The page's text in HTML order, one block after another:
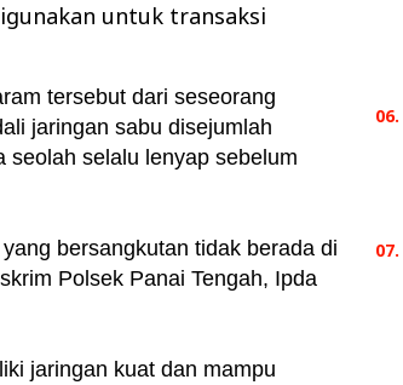
untuk transaksi
tersebut dari seseorang
jaringan sabu disejumlah
seolah selalu lenyap sebelum
bersangkutan tidak berada di
Polsek Panai Tengah, Ipda
jaringan kuat dan mampu